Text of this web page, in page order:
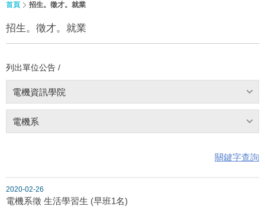
首頁 招生。徵才。就業
招生。徵才。就業
列出單位公告 /
電機資訊學院
電機系
關鍵字查詢
2020-02-26
電機系徵 生活學習生 (早班1名)